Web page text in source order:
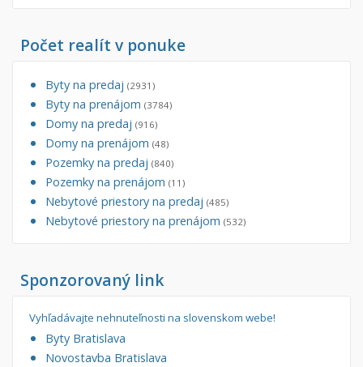
Počet realít v ponuke
Byty na predaj (2931)
Byty na prenájom (3784)
Domy na predaj (916)
Domy na prenájom (48)
Pozemky na predaj (840)
Pozemky na prenájom (11)
Nebytové priestory na predaj (485)
Nebytové priestory na prenájom (532)
Sponzorovaný link
Vyhľadávajte nehnuteľnosti na slovenskom webe!
Byty Bratislava
Novostavba Bratislava